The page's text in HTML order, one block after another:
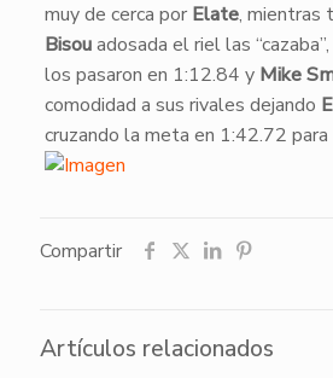
muy de cerca por Elate, mientras
Bisouadosada el riel las
los pasaron en 1:12.84 y Mike
comodidad a sus rivales dejando
cruzando la meta en 1:42.72
Compartir
Artículos relacionados